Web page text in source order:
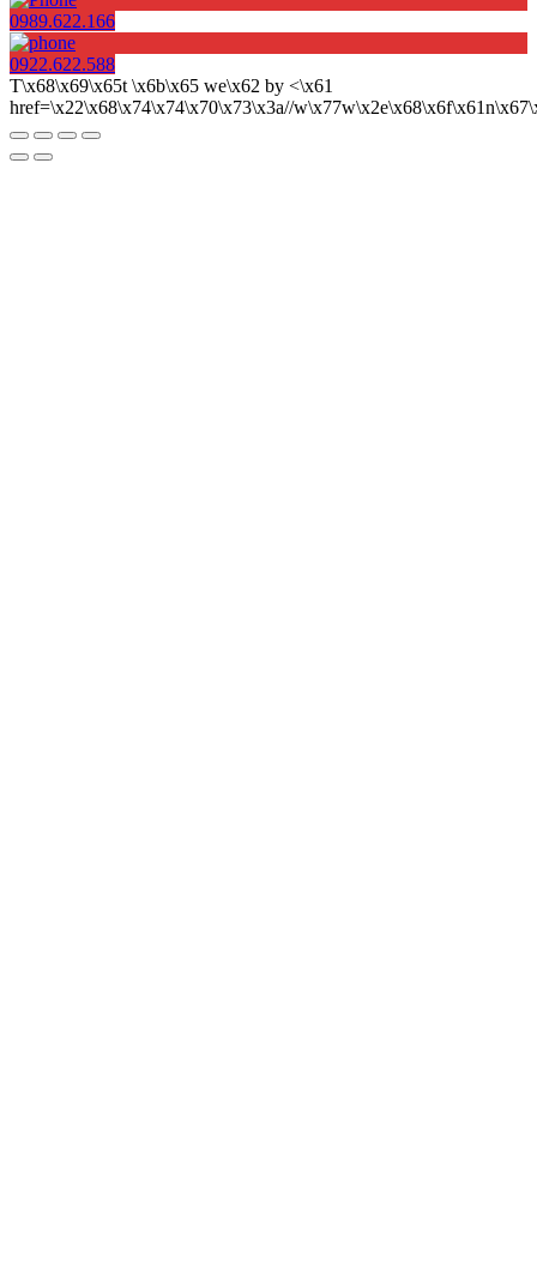
0989.622.166
0922.622.588
T\x68\x69\x65t \x6b\x65 we\x62 by <\x61
href=\x22\x68\x74\x74\x70\x73\x3a//